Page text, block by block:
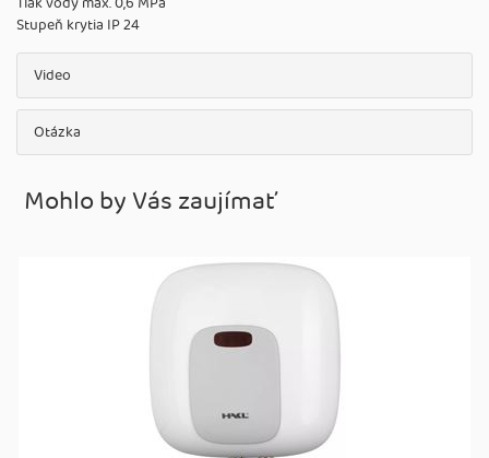
Stupeň krytia IP 24
Video
Otázka
Mohlo by Vás zaujímať